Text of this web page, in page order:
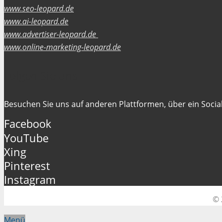
www.seo-leopard.de
www.ai-leopard.de
www.advertiser-leopard.de
www.online-marketing-leopard.de
Besuchen Sie uns auf anderen Plattformen, über ein
Facebook
YouTube
Xing
Pinterest
Instagram
©